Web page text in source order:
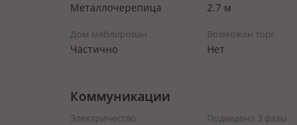
Металлочерепица 2.7 м
Дом меблирован
Частично
Возможен торг
Нет
Коммуникации
Электричество Подведено 3 фазы